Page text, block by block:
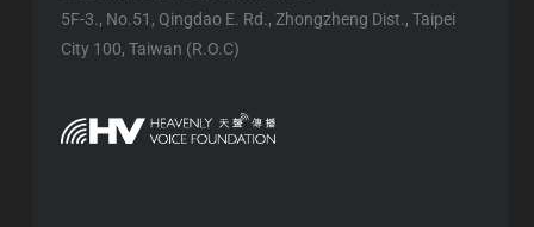
5F-3., No.51, Qingdao E. Rd., Zhongzheng Dist., Taipei
City 100, Taiwan (R.O.C)